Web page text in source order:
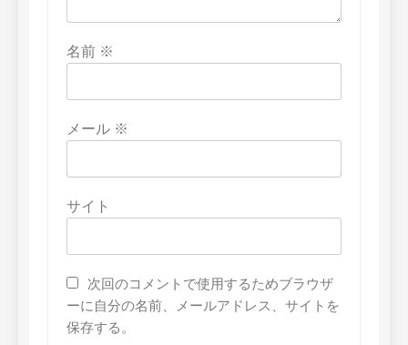
名前 ※
メール ※
サイト
次回のコメントで使用するためブラウザ
ーに自分の名前、メールアドレス、サイトを
保存する。